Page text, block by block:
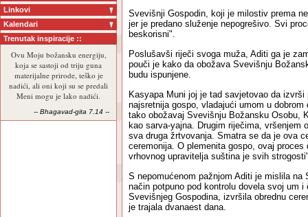
Linkovi
Kalendari
Trenutak inspiracije ::
Ovu Moju božansku energiju,
koja se sastoji od triju guna
materijalne prirode, teško je
nadići, ali oni koji su se predali
Meni mogu je lako nadići.
-- Bhagavad-gita 7.14 --
Svevišnji Gospodin, koji je milostiv prema
jer je predano služenje nepogrešivo. Svi
beskorisni".
Poslušavši riječi svoga muža, Aditi ga je
pouči je kako da obožava Svevišnju
budu ispunjene.
Kasyapa Muni joj je tad savjetovao da
najsretnija gospo, vladajući umom u
tako obožavaj Svevišnju Božansku Osobu,
kao sarva-yajna. Drugim riječima, vršenjem
sva druga žrtvovanja. Smatra se da je ova
ceremonija. O plemenita gospo, ovaj
vrhovnog upravitelja suština je svih
S nepomućenom pažnjom Aditi je mislila
način potpuno pod kontrolu dovela svoj um
Svevišnjeg Gospodina, izvršila obrednu
je trajala dvanaest dana.